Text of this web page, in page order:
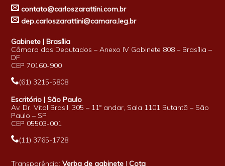
contato@carloszarattini.com.br
dep.carloszarattini@camara.leg.br
Gabinete | Brasília
Câmara dos Deputados – Anexo IV Gabinete 808 – Brasília –
DF
CEP 70160-900
(61) 3215-5808
Escritório | São Paulo
Av. Dr. Vital Brasil, 305 – 11º andar, Sala 1101 Butantã – São
Paulo – SP
CEP 05503-001
(11) 3765-1728
Transparência:Verba de gabinete |Cota